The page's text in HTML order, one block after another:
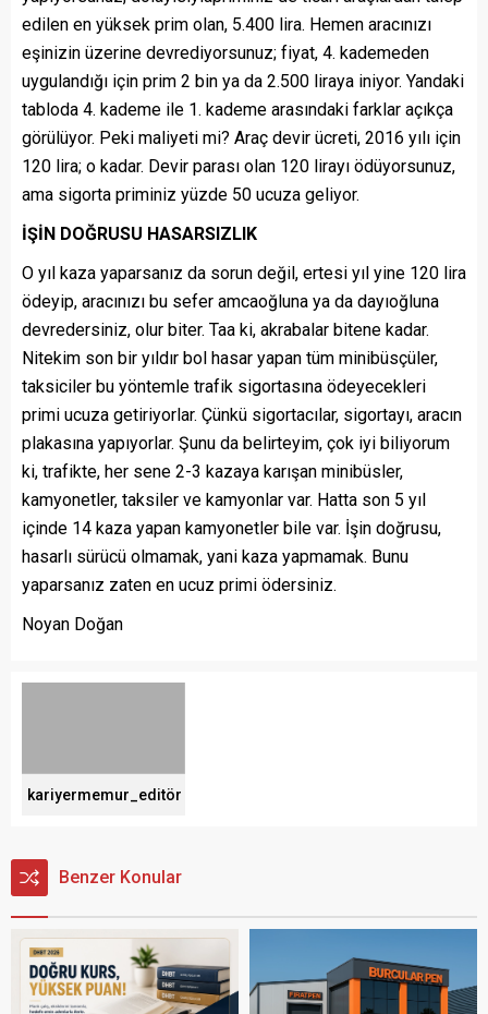
edilen en yüksek prim olan, 5.400 lira. Hemen aracınızı
eşinizin üzerine devrediyorsunuz; fiyat, 4. kademeden
uygulandığı için prim 2 bin ya da 2.500 liraya iniyor. Yandaki
tabloda 4. kademe ile 1. kademe arasındaki farklar açıkça
görülüyor. Peki maliyeti mi? Araç devir ücreti, 2016 yılı için
120 lira; o kadar. Devir parası olan 120 lirayı ödüyorsunuz,
ama sigorta priminiz yüzde 50 ucuza geliyor.
İŞİN DOĞRUSU HASARSIZLIK
O yıl kaza yaparsanız da sorun değil, ertesi yıl yine 120 lira
ödeyip, aracınızı bu sefer amcaoğluna ya da dayıoğluna
devredersiniz, olur biter. Taa ki, akrabalar bitene kadar.
Nitekim son bir yıldır bol hasar yapan tüm minibüsçüler,
taksiciler bu yöntemle trafik sigortasına ödeyecekleri
primi ucuza getiriyorlar. Çünkü sigortacılar, sigortayı, aracın
plakasına yapıyorlar. Şunu da belirteyim, çok iyi biliyorum
ki, trafikte, her sene 2-3 kazaya karışan minibüsler,
kamyonetler, taksiler ve kamyonlar var. Hatta son 5 yıl
içinde 14 kaza yapan kamyonetler bile var. İşin doğrusu,
hasarlı sürücü olmamak, yani kaza yapmamak. Bunu
yaparsanız zaten en ucuz primi ödersiniz.
Noyan Doğan
kariyermemur_editör
Benzer Konular